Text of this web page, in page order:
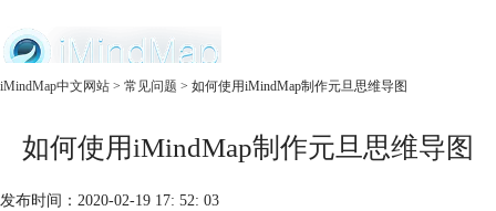
产品
服务
iMindMap中文网站 > 常见问题 > 如何使用iMindMap制作元旦思维导图
如何使用iMindMap制作元旦思维导图
发布时间：2020-02-19 17: 52: 03